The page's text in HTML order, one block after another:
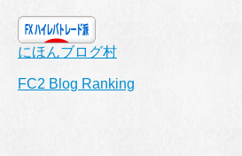
にほんブログ村
FC2 Blog Ranking